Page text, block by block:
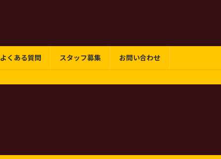
よくある質問 スタッフ募集 お問い合わせ